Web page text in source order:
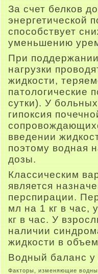
За счет белков
энергетической
способствует
уменьшению
При
нагрузки
жидкости,
патологические
сутки). У
гипоксия
введении
поэтому водная
дозы.
Классическим
является
перспирации.
мл на 1 кг в
кг в час. У
наличии
жидкости в
Водный баланс
Факторы, изменяющие